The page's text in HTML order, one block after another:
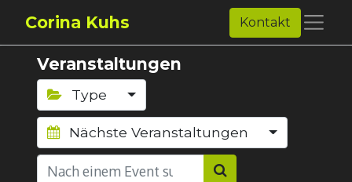
Corina Kuhs Kontakt
Veranstaltungen
Type
Nächste Veranstaltungen